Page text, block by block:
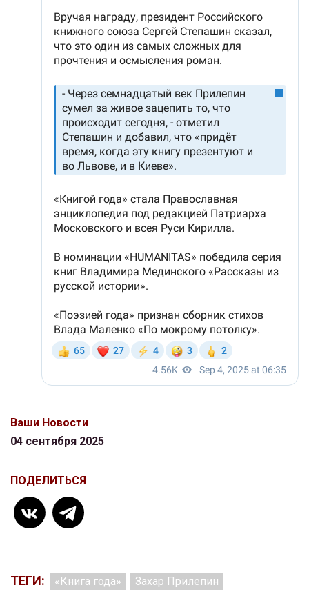
Ваши Новости
04 сентября 2025
ПОДЕЛИТЬСЯ
ТЕГИ: «Книга года» Захар Прилепин